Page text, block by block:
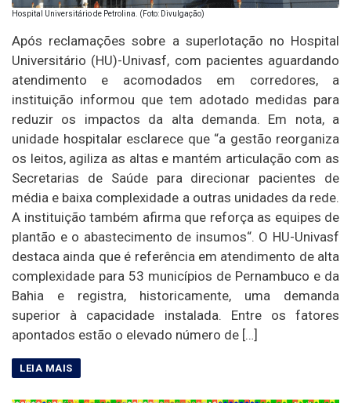
Hospital Universitário de Petrolina. (Foto: Divulgação)
Após reclamações sobre a superlotação no Hospital
Universitário (HU)-Univasf, com pacientes aguardando
atendimento e acomodados em corredores, a
instituição informou que tem adotado medidas para
reduzir os impactos da alta demanda. Em nota, a
unidade hospitalar esclarece que “a gestão reorganiza
os leitos, agiliza as altas e mantém articulação com as
Secretarias de Saúde para direcionar pacientes de
média e baixa complexidade a outras unidades da rede.
A instituição também afirma que reforça as equipes de
plantão e o abastecimento de insumos“. O HU-Univasf
destaca ainda que é referência em atendimento de alta
complexidade para 53 municípios de Pernambuco e da
Bahia e registra, historicamente, uma demanda
superior à capacidade instalada. Entre os fatores
apontados estão o elevado número de […]